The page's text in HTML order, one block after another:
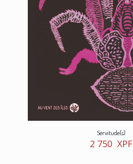
Servitude(s)
2 750 XPF